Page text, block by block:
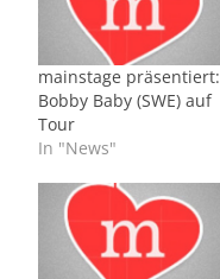
mainstage präsentiert:
Bobby Baby (SWE) auf
Tour
In "News"